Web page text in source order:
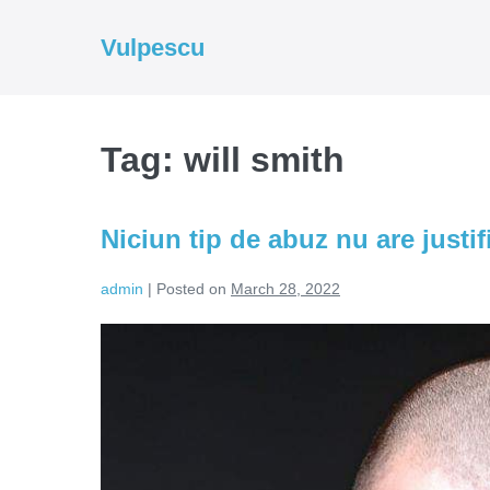
Vulpescu
Tag: will smith
Niciun tip de abuz nu are
admin | Posted on March 28, 2022